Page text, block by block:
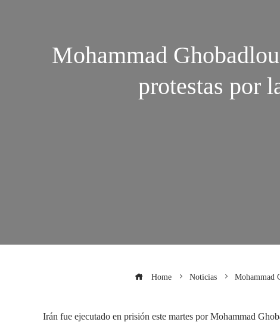
Mohammad
protestas por
Home Noticias Mohammad
Irán fue ejecutado en prisión este martes por Mohammad